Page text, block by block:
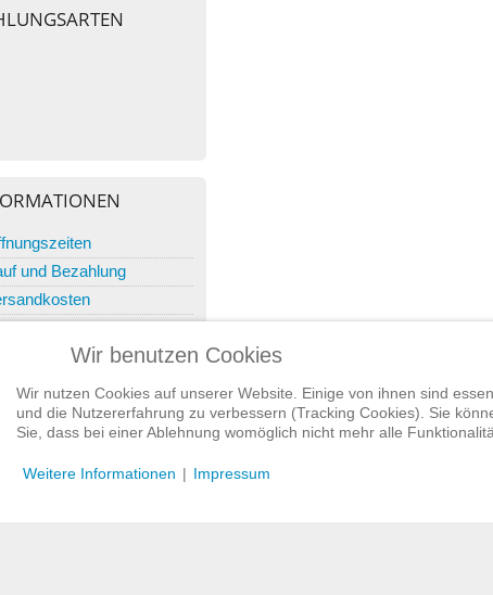
und Bezahlung
Murnau
Wir benutzen Cookies
Wir nutzen Cookies auf unserer Website. Einige von ihnen sind
und die Nutzererfahrung zu verbessern (Tracking Cookies). Sie
Sie, dass bei einer Ablehnung womöglich nicht mehr alle
Weitere Informationen | Impressum